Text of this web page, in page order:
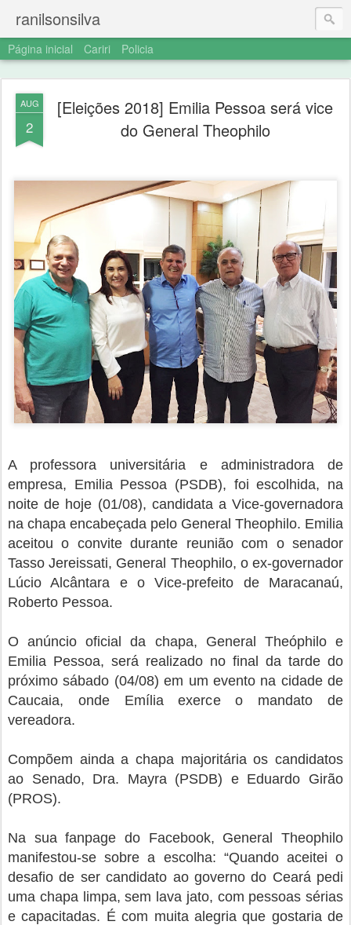
ranilsonsilva
Página inicial Cariri Policia
AUG
2
[Eleições 2018] Emilia Pessoa será vice
do General Theophilo
A professora universitária e administradora de
empresa, Emilia Pessoa (PSDB), foi escolhida, na
noite de hoje (01/08), candidata a Vice-governadora
na chapa encabeçada pelo General Theophilo. Emilia
aceitou o convite durante reunião com o senador
Tasso Jereissati, General Theophilo, o ex-governador
Lúcio Alcântara e o Vice-prefeito de Maracanaú,
Roberto Pessoa.
O anúncio oficial da chapa, General Theóphilo e
Emilia Pessoa, será realizado no final da tarde do
próximo sábado (04/08) em um evento na cidade de
Caucaia, onde Emília exerce o mandato de
vereadora.
Compõem ainda a chapa majoritária os candidatos
ao Senado, Dra. Mayra (PSDB) e Eduardo Girão
(PROS).
Na sua fanpage do Facebook, General Theophilo
manifestou-se sobre a escolha: “Quando aceitei o
desafio de ser candidato ao governo do Ceará pedi
uma chapa limpa, sem lava jato, com pessoas sérias
e capacitadas. É com muita alegria que gostaria de